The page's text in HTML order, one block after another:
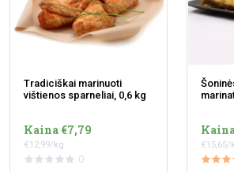
Tradiciškai marinuoti
vištienos sparneliai, 0,6 kg
Kaina €7,79
€12,99/kg
0
€15,65/